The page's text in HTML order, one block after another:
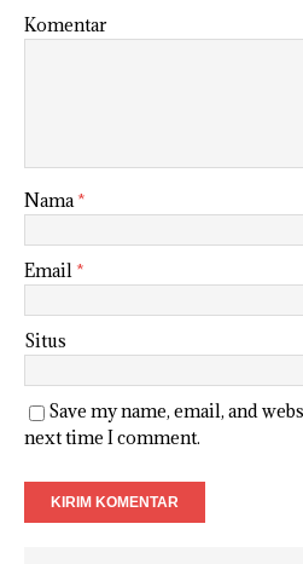
Komentar
Nama*
Email *
Situs
Save my name, email, and
next time I comment.